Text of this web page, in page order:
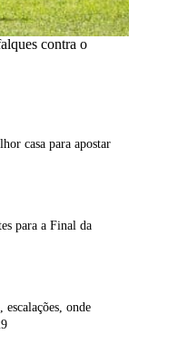
contra o
casa para apostar
para a Final da
onde